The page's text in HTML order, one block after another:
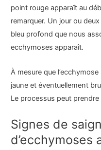
point rouge apparaît au
remarquer. Un jour ou
bleu profond que nous
ecchymoses apparaît.
À mesure que
jaune et éventuellement
Le processus peut prendre
Signes de
d’ecchymoses